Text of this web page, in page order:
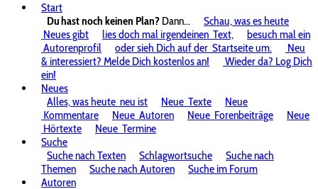
Start
Du hast noch keinen Plan? Dann...
Schau, was es heute
Neues gibt
lies doch mal irgendeinen Text,
besuch mal ein
Autorenprofil
oder sieh Dich auf der Startseite um.
Neu
& interessiert? Melde Dich kostenlos an!
Wieder da? Log Dich
ein!
Neues
Alles, was heute neu ist Neue Texte
Neue
Kommentare
Neue Autoren Neue Forenbeiträge
Neue
Hörtexte
Neue Termine
Suche
Suche nach Texten
Schlagwortsuche
Suche nach
Themen
Suche nach Autoren
Suche im Forum
Autoren